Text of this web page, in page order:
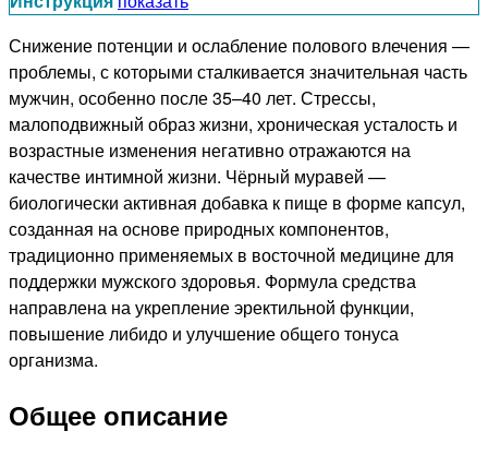
Снижение потенции и ослабление полового влечения —
проблемы, с которыми сталкивается значительная часть
мужчин, особенно после 35–40 лет. Стрессы,
малоподвижный образ жизни, хроническая усталость и
возрастные изменения негативно отражаются на
качестве интимной жизни. Чёрный муравей —
биологически активная добавка к пище в форме капсул,
созданная на основе природных компонентов,
традиционно применяемых в восточной медицине для
поддержки мужского здоровья. Формула средства
направлена на укрепление эректильной функции,
повышение либидо и улучшение общего тонуса
организма.
Общее описание